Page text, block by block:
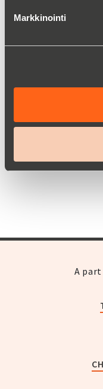
Markkinointi
Emaloidut
A